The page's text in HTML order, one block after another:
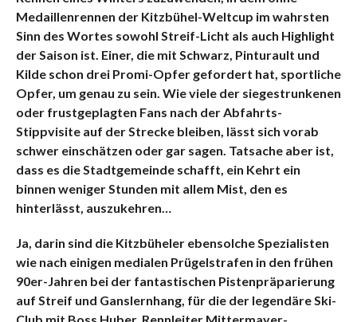
Medaillenrennen der Kitzbühel-Weltcup im wahrsten
Sinn des Wortes sowohl Streif-Licht als auch Highlight
der Saison ist. Einer, die mit Schwarz, Pinturault und
Kilde schon drei Promi-Opfer gefordert hat, sportliche
Opfer, um genau zu sein. Wie viele der siegestrunkenen
oder frustgeplagten Fans nach der Abfahrts-
Stippvisite auf der Strecke bleiben, lässt sich vorab
schwer einschätzen oder gar sagen. Tatsache aber ist,
dass es die Stadtgemeinde schafft, ein Kehrt ein
binnen weniger Stunden mit allem Mist, den es
hinterlässt, auszukehren…
Ja, darin sind die Kitzbüheler ebensolche Spezialisten
wie nach einigen medialen Prügelstrafen in den frühen
90er-Jahren bei der fantastischen Pistenpräparierung
auf Streif und Ganslernhang, für die der legendäre Ski-
Club mit Boss Huber, Rennleiter Mittermayer-